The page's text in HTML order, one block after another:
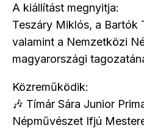
A kiállítást megnyitja:
Teszáry Miklós, a Bartók
valamint a Nemzetközi
magyarországi
Közreműködik:
🎶 Tímár Sára Junior
Népművészet Ifjú